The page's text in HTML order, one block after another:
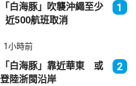
白海豚」吹襲沖繩至少
500航班取消
1
1小時前
白海豚」靠近華東 或
陸浙閩沿岸
2